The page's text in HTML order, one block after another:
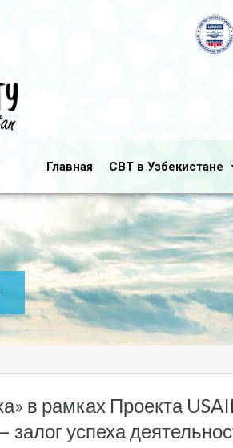
Главная CBT в Узбекистане
в рамках Проекта
успеха